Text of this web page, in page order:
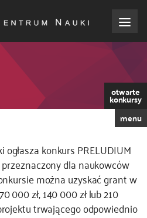
otwarte
konkursy
menu
konkurs PRELUDIUM
dla naukowców
można uzyskać grant w
000 zł, 140 000 zł lub 210
trwającego odpowiednio